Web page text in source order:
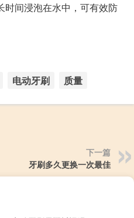
时间浸泡在水中，可有效防
电动牙刷 质量
下一篇
牙刷多久更换一次最佳